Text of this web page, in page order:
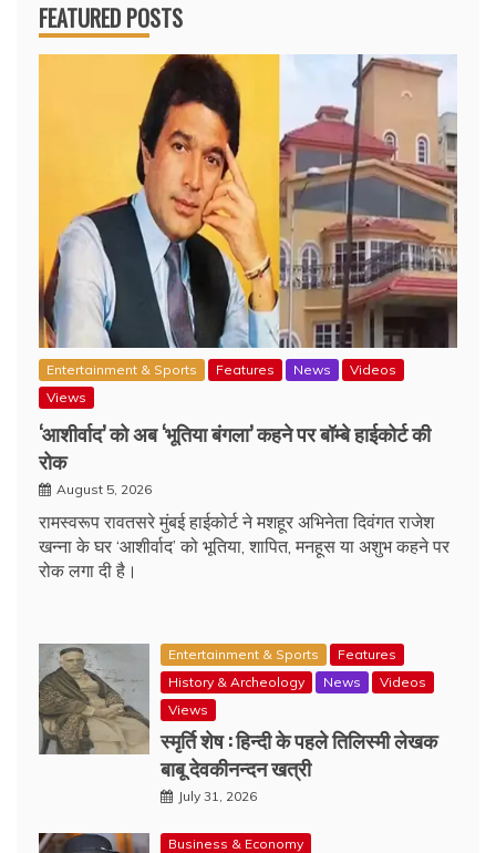
FEATURED POSTS
Entertainment & Sports Features News
Videos
Views
‘आशीर्वाद’ को अब ‘भूतिया बंगला’ कहने पर बॉम्बे हाईकोर्ट की
रोक
August 5, 2026
रामस्वरूप रावतसरे मुंबई हाईकोर्ट ने मशहूर अभिनेता दिवंगत राजेश
खन्ना के घर ‘आशीर्वाद’ को भूतिया, शापित, मनहूस या अशुभ कहने पर
रोक लगा दी है।
Entertainment & Sports
Features
History & Archeology
News
Videos
Views
स्मृर्ति शेष : हिन्दी के पहले तिलिस्मी लेखक
बाबू देवकीनन्दन खत्री
July 31, 2026
Business & Economy